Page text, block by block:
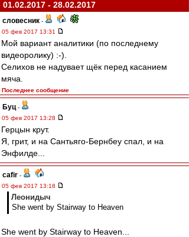
01.02.2017 - 28.02.2017
словесник -
05 фев 2017 13:31
Мой вариант аналитики (по последнему
видеоролику) :-).
Селихов не надувает щёк перед касанием
мяча.
Последнее сообщение
Буц -
05 фев 2017 13:28
Герцын крут.
Я, грит, и на Сантьяго-Бернбеу спал, и на
Энфилде...
cafir -
05 фев 2017 13:18
Леонидыч
She went by Stairway to Heaven
She went by Stairway to Heaven...